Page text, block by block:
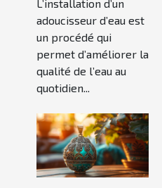
adoucisseur
d'eau ?
L’installation d’un
adoucisseur d’eau est
un procédé qui
permet d’améliorer la
qualité de l’eau au
quotidien...